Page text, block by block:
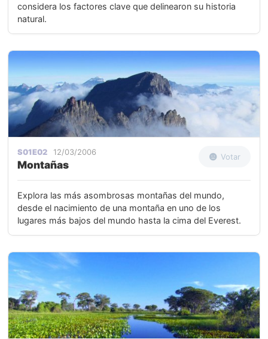
considera los factores clave que delinearon su historia
natural.
S01E02 12/03/2006
Montañas
Votar
Explora las más asombrosas montañas del mundo,
desde el nacimiento de una montaña en uno de los
lugares más bajos del mundo hasta la cima del Everest.